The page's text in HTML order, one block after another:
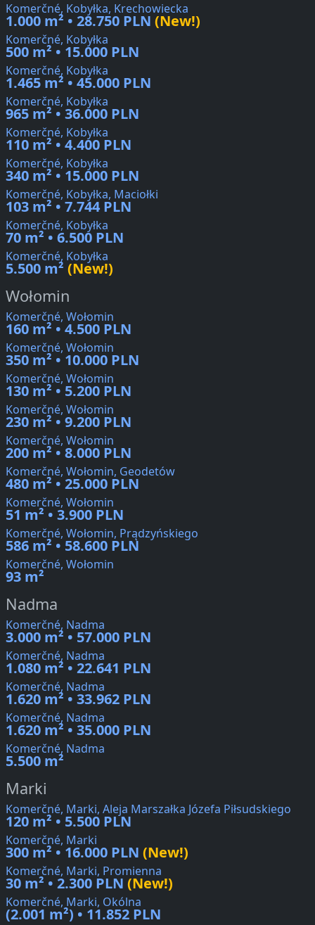
Komerčné, Kobyłka, Krechowiecka
1.000 m² • 28.750 PLN (New!)
Komerčné, Kobyłka
500 m² • 15.000 PLN
Komerčné, Kobyłka
1.465 m² • 45.000 PLN
Komerčné, Kobyłka
965 m² • 36.000 PLN
Komerčné, Kobyłka
110 m² • 4.400 PLN
Komerčné, Kobyłka
340 m² • 15.000 PLN
Komerčné, Kobyłka, Maciołki
103 m² • 7.744 PLN
Komerčné, Kobyłka
70 m² • 6.500 PLN
Komerčné, Kobyłka
5.500 m² (New!)
Wołomin
Komerčné, Wołomin
160 m² • 4.500 PLN
Komerčné, Wołomin
350 m² • 10.000 PLN
Komerčné, Wołomin
130 m² • 5.200 PLN
Komerčné, Wołomin
230 m² • 9.200 PLN
Komerčné, Wołomin
200 m² • 8.000 PLN
Komerčné, Wołomin, Geodetów
480 m² • 25.000 PLN
Komerčné, Wołomin
51 m² • 3.900 PLN
Komerčné, Wołomin, Prądzyńskiego
586 m² • 58.600 PLN
Komerčné, Wołomin
93 m²
Nadma
Komerčné, Nadma
3.000 m² • 57.000 PLN
Komerčné, Nadma
1.080 m² • 22.641 PLN
Komerčné, Nadma
1.620 m² • 33.962 PLN
Komerčné, Nadma
1.620 m² • 35.000 PLN
Komerčné, Nadma
5.500 m²
Marki
Komerčné, Marki, Aleja Marszałka Józefa Piłsudskiego
120 m² • 5.500 PLN
Komerčné, Marki
300 m² • 16.000 PLN (New!)
Komerčné, Marki, Promienna
30 m² • 2.300 PLN (New!)
Komerčné, Marki, Okólna
(2.001 m²) • 11.852 PLN